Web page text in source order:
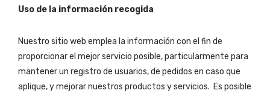
Uso de la información recogida
Nuestro sitio web emplea la información con el fin de
proporcionar el mejor servicio posible, particularmente para
mantener un registro de usuarios, de pedidos en caso que
aplique, y mejorar nuestros productos y servicios. Es posible